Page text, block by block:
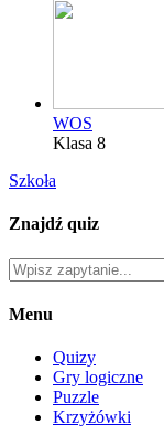
WOS
Klasa 8
Szkoła
Znajdź quiz
Menu
Quizy
Gry logiczne
Puzzle
Krzyżówki